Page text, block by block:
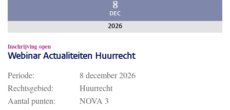
8
DEC
2026
Inschrijving open
Webinar Actualiteiten Huurrecht
Periode:
8 december 2026
Rechtsgebied:
Huurrecht
Aantal punten:
NOVA 3